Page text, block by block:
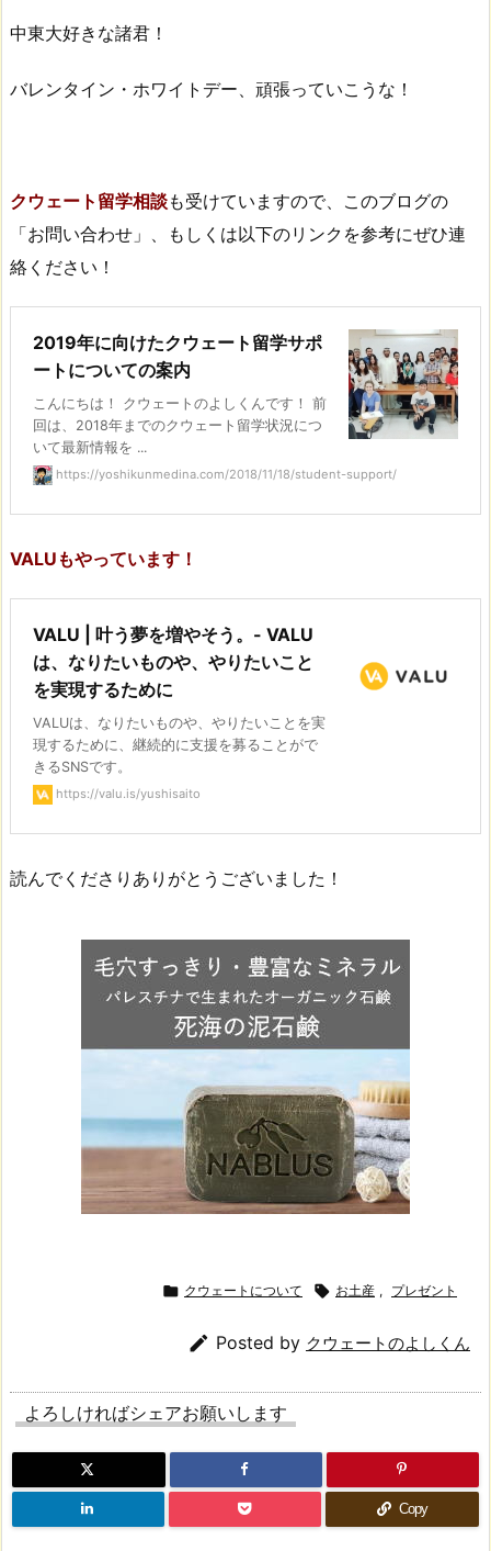
中東大好きな諸君！
バレンタイン・ホワイトデー、頑張っていこうな！
クウェート留学相談も受けていますので、このブログの
「お問い合わせ」、もしくは以下のリンクを参考にぜひ連
絡ください！
2019年に向けたクウェート留学サポ
ートについての案内
こんにちは！ クウェートのよしくんです！ 前
回は、2018年までのクウェート留学状況につ
いて最新情報を ...
https://yoshikunmedina.com/2018/11/18/student-support/
VALUもやっています！
VALU | 叶う夢を増やそう。- VALU
は、なりたいものや、やりたいこと
を実現するために
VALUは、なりたいものや、やりたいことを実
現するために、継続的に支援を募ることがで
きるSNSです。
https://valu.is/yushisaito
読んでくださりありがとうございました！
 クウェートについて  お土産 , プレゼント
 Posted by クウェートのよしくん
よろしければシェアお願いします
Copy